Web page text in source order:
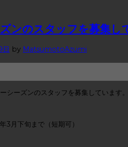
ンのスタッフを募集し
日 by MatsumotoAzumi
ーズンのスタッフを募集しています。
下旬まで（短期可）